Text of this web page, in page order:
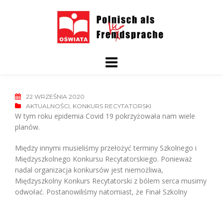
22 WRZEŚNIA 2020
AKTUALNOŚCI, KONKURS RECYTATORSKI
W tym roku epidemia Covid 19 pokrzyżowała nam wiele
planów.
Między innymi musieliśmy przełożyć terminy Szkolnego i
Międzyszkolnego Konkursu Recytatorskiego. Ponieważ
nadal organizacja konkursów jest niemożliwa,
Międzyszkolny Konkurs Recytatorski z bólem serca musimy
odwołać. Postanowiliśmy natomiast, że Finał Szkolny